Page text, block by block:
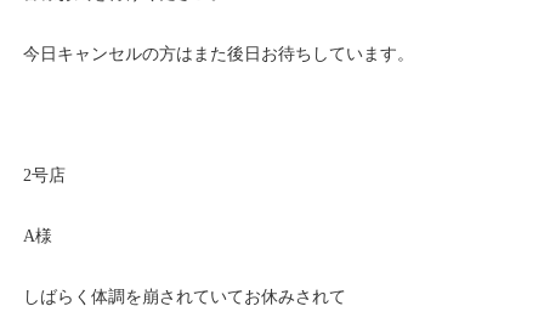
今日キャンセルの方はまた後日お待ちしています。
2号店
A様
しばらく体調を崩されていてお休みされて